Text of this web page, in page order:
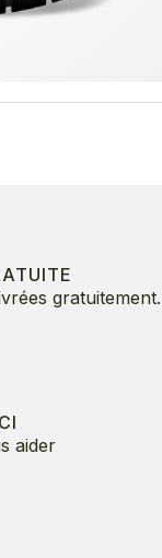
gratuitement.
aider